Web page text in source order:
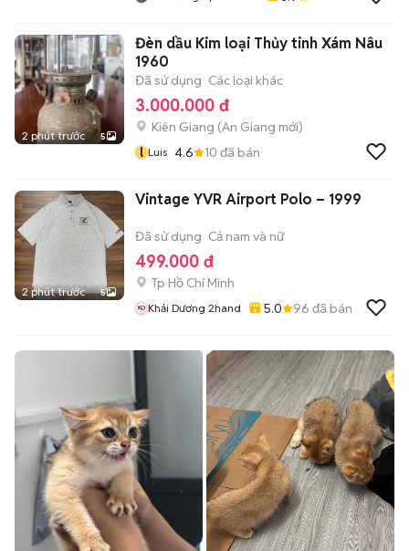
2 phút trước 5
Đèn dầu Kim loại Thủy tinh Xám Nâu
1960
Đã sử dụng Các loại khác
3.000.000 đ
Kiên Giang (An Giang mới)
l Luis 4.6 10 đã bán
2 phút trước 5
Vintage YVR Airport Polo – 1999
Đã sử dụng Cả nam và nữ
499.000 đ
Tp Hồ Chí Minh
Khải Dương 2hand 5.0 96 đã bán